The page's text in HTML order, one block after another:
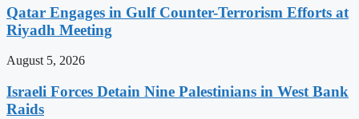
Qatar Engages in Gulf Counter-Terrorism Efforts at
Riyadh Meeting
August 5, 2026
Israeli Forces Detain Nine Palestinians in West Bank
Raids